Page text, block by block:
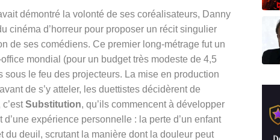
démontré la volonté de ses coréalisateurs, Danny
cinéma d’horreur pour proposer un récit singulier
de ses comédiens. Ce premier long-métrage fut un
mondial (pour un budget très modeste de 4,5
le feu des projecteurs. La mise en production
de s’y atteler, les duettistes décidèrent de
Substitution, qu’ils commencent à développer
d’une expérience personnelle : la perte d’un enfant
du deuil, scrutant la manière dont la douleur peut